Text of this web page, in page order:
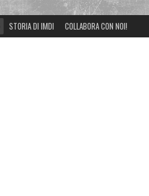
STORIA DI IMDI COLLABORA CON NOI!